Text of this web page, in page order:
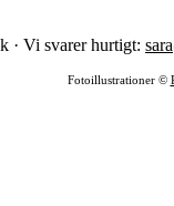
· Vi svarer hurtigt:
Fotoillustrationer ©